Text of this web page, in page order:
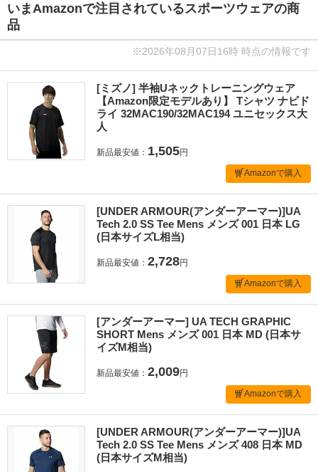
いまAmazonで注目されているスポーツウェアの商
品
※2026年08月07日16時 時点の情報です
[ミズノ] 半袖Uネックトレーニングウェア
【Amazon限定モデルあり】 Tシャツ ナビド
ライ 32MAC190/32MAC194 ユニセックス大
人
新品最安値： 1,505円
Amazonで購入
[UNDER ARMOUR(アンダーアーマー)]UA
Tech 2.0 SS Tee Mens メンズ 001 日本 LG
(日本サイズL相当)
新品最安値： 2,728円
Amazonで購入
[アンダーアーマー] UA TECH GRAPHIC
SHORT Mens メンズ 001 日本 MD (日本サ
イズM相当)
新品最安値： 2,009円
Amazonで購入
[UNDER ARMOUR(アンダーアーマー)]UA
Tech 2.0 SS Tee Mens メンズ 408 日本 MD
(日本サイズM相当)